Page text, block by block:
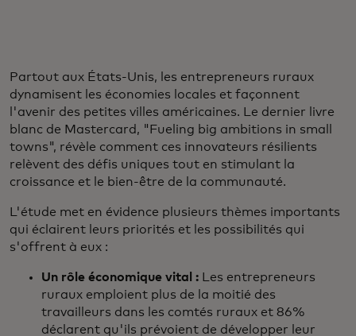
Partout aux États-Unis, les entrepreneurs ruraux
dynamisent les économies locales et façonnent
l'avenir des petites villes américaines. Le dernier livre
blanc de Mastercard, "Fueling big ambitions in small
towns", révèle comment ces innovateurs résilients
relèvent des défis uniques tout en stimulant la
croissance et le bien-être de la communauté.
L'étude met en évidence plusieurs thèmes importants
qui éclairent leurs priorités et les possibilités qui
s'offrent à eux :
Un rôle économique vital : Les entrepreneurs
ruraux emploient plus de la moitié des
travailleurs dans les comtés ruraux et 86%
déclarent qu'ils prévoient de développer leur